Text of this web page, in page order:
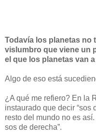
Todavía los planetas no
vislumbro que viene un
el que los planetas van
Algo de eso está
¿A qué me refiero? En la
instaurado que decir “sos
resto del mundo no es
sos de derecha”.